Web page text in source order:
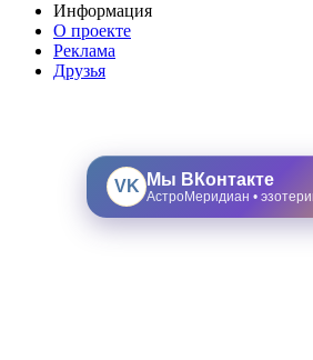
Информация
О проекте
Реклама
Друзья
VK Мы ВКонтакте
АстроМеридиан •